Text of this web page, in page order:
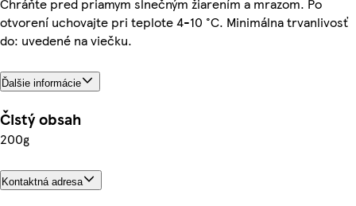
Chráňte pred priamym slnečným žiarením a mrazom. Po
otvorení uchovajte pri teplote 4-10 °C. Minimálna trvanlivosť
do: uvedené na viečku.
Ďalšie informácie
Čistý obsah
200g
Kontaktná adresa